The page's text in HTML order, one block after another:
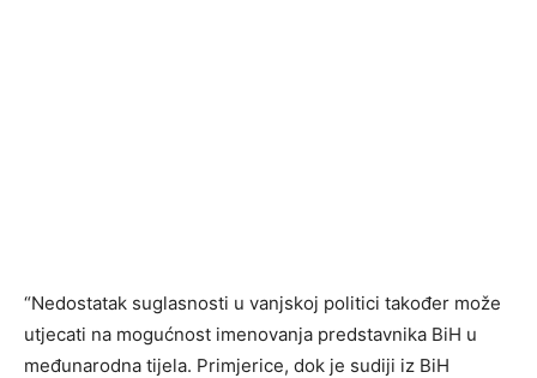
“Nedostatak suglasnosti u vanjskoj politici također može
utjecati na mogućnost imenovanja predstavnika BiH u
međunarodna tijela. Primjerice, dok je sudiji iz BiH